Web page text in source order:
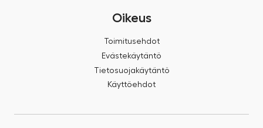
Oikeus
Toimitusehdot
Evästekäytäntö
Tietosuojakäytäntö
Käyttöehdot